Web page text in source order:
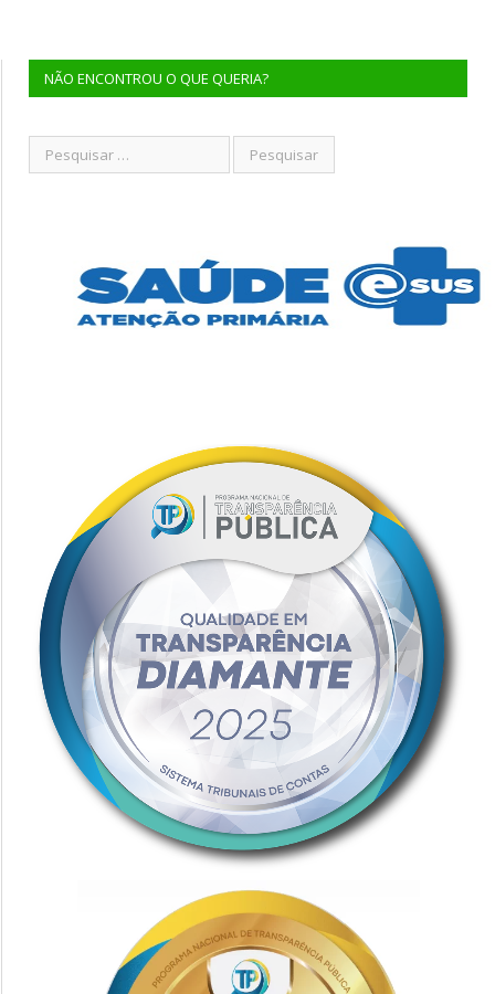
NÃO ENCONTROU O QUE QUERIA?